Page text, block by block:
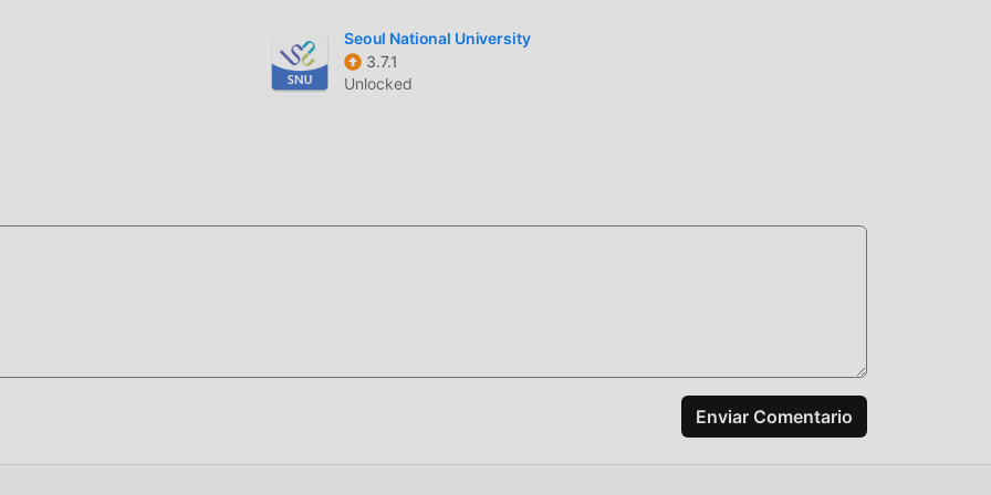
la comodidad que brinda ISS Detector Pro!
Pro 2.05.43 Pro en el paquete de instalación de moddroid con
gratuitas esperando a jugar, que esperas, descárgalo ya!
Seoul National University
3.7.1
Unlocked
Enviar Comentario